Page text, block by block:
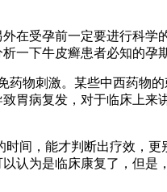
在受孕前一定要进行科学
一下牛皮癣患者必知的孕
物刺激。某些中西药物的
胃病复发，对于临床上来
间，能才判断出疗效，更
认为是临床康复了，但是